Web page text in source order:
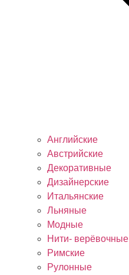
Английские
Австрийские
Декоративные
Дизайнерские
Итальянские
Льняные
Модные
Нити- верёвочные
Римские
Рулонные